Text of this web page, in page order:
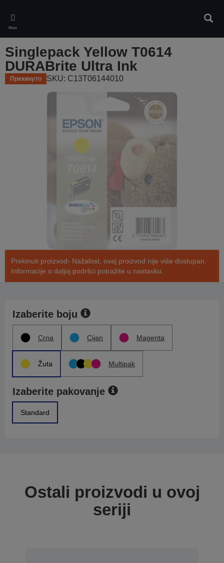
main
content
Meni
Singlepack Yellow T0614
DURABrite Ultra Ink
Прекинуто SKU: C13T06144010
Prekinuti proizvod- Nažalost, ovaj proizvod nije više dostupan.
Informacije o daljoj podršci potražite u nastavku.
Izaberite boju
Crna Cijan Magenta
Žuta Multipak
Izaberite pakovanje
Standard
Ostali proizvodi u ovoj
seriji